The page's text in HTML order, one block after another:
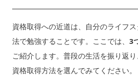
資格取得への近道は、自分のライフ
法で勉強することです。ここでは、 3
ご紹介します。普段の生活を振り返
資格取得方法を選んでみてください。